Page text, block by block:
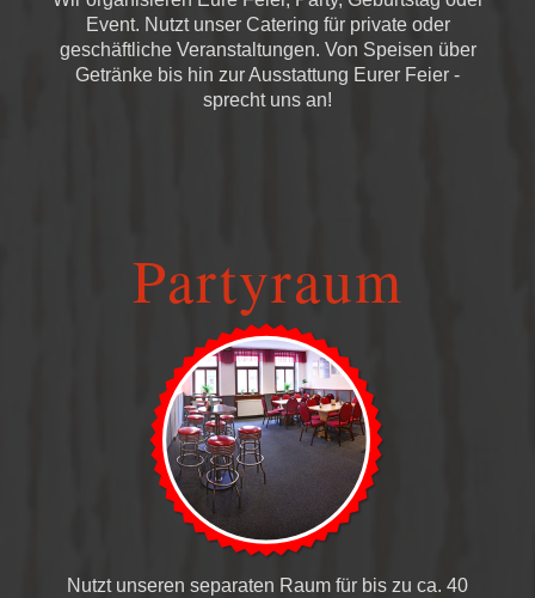
Event. Nutzt unser Catering für private oder
geschäftliche Veranstaltungen. Von Speisen über
Getränke bis hin zur Ausstattung Eurer Feier -
sprecht uns an!
Partyraum
Nutzt unseren separaten Raum für bis zu ca. 40